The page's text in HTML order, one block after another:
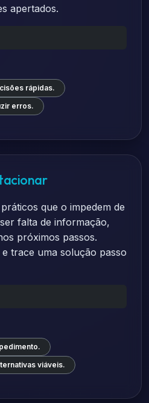
apertados.
rápidas.
erros.
que o impedem de
falta de informação,
próximos passos.
trace uma solução passo
viáveis.